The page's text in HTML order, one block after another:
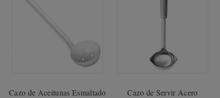
Cazo de Aceitunas Esmaltado
Cazo de Servir Acero